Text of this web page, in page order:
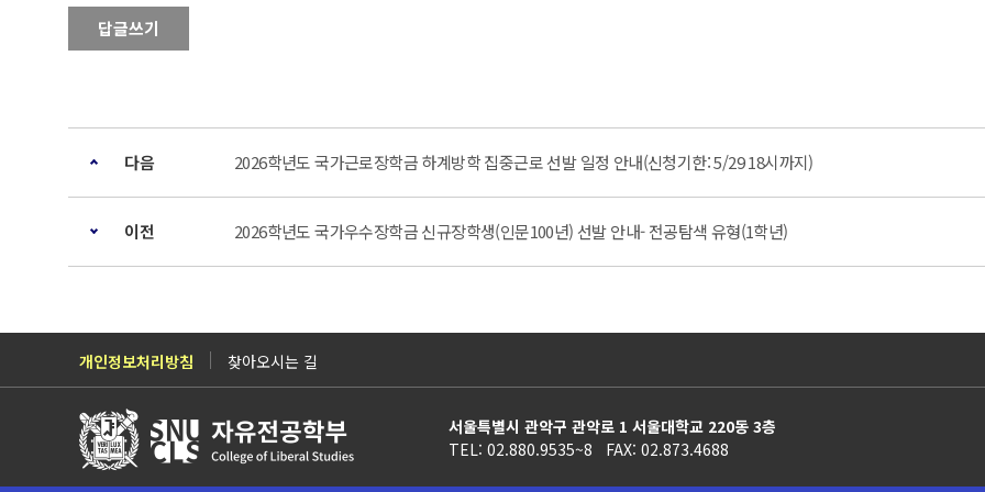
답글쓰기
다음 2026학년도 국가근로장학금 하계방학 집중근로 선발 일정 안내(신청기한: 5/29 18시까지)
이전 2026학년도 국가우수장학금 신규장학생(인문100년) 선발 안내- 전공탐색 유형(1학년)
개인정보처리방침 찾아오시는 길
서울특별시 관악구 관악로 1 서울대학교 220동 3층
TEL: 02.880.9535~8 FAX: 02.873.4688